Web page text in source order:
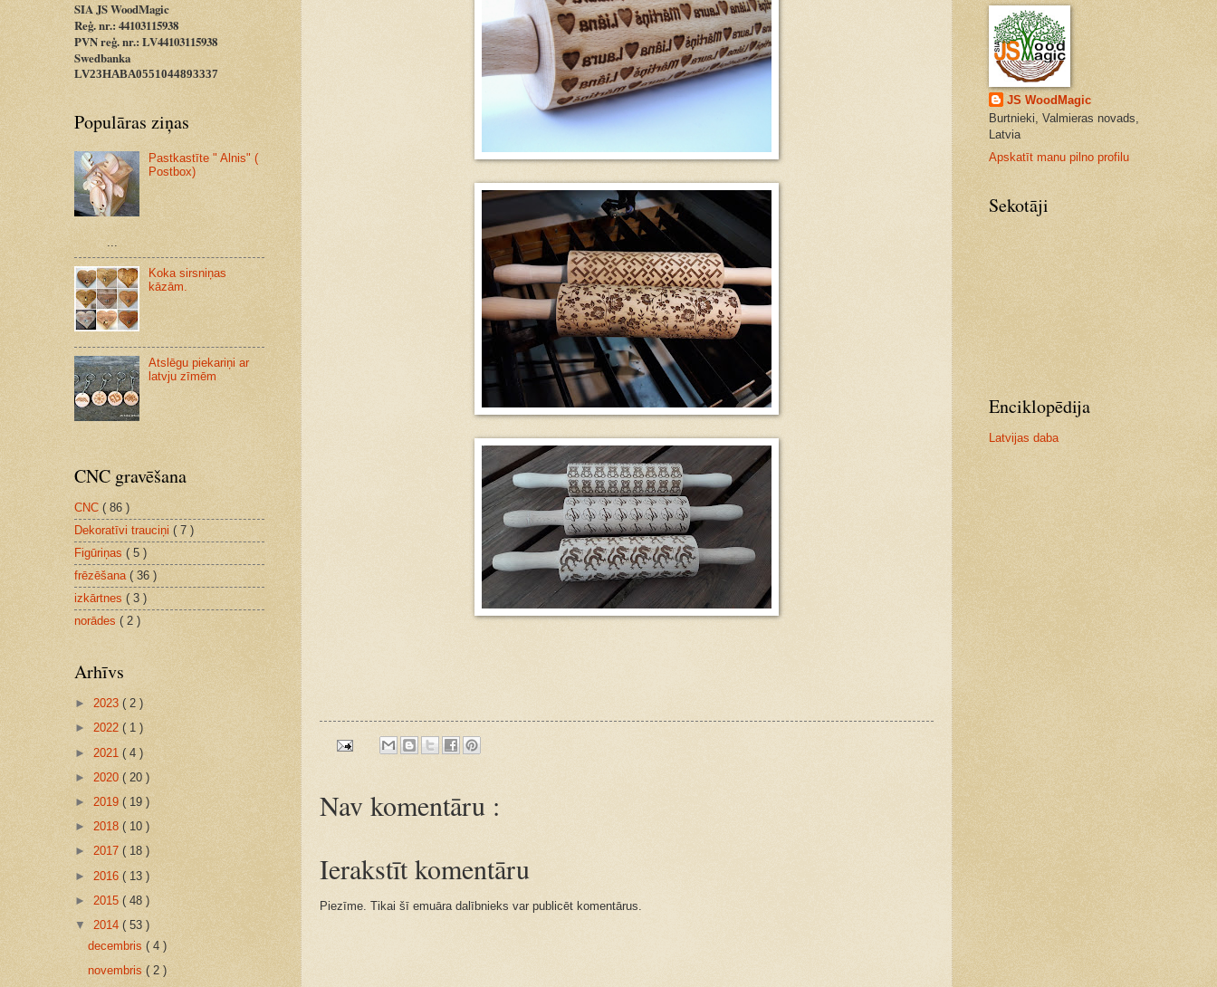
Nav komentāru :
Ierakstīt komentāru
Piezīme. Tikai šī emuāra dalībnieks var publicēt komentārus.
SIA JS WoodMagic
Reģ. nr.: 44103115938
PVN reģ. nr.: LV44103115938
Swedbanka
LV23HABA0551044893337
Populāras ziņas
Pastkastīte " Alnis" (
Postbox)
Koka sirsniņas
kāzām.
Atslēgu piekariņi ar
latvju zīmēm
CNC gravēšana
CNC ( 86 )
Dekoratīvi trauciņi ( 7 )
Figūriņas ( 5 )
frēzēšana ( 36 )
izkārtnes ( 3 )
norādes ( 2 )
Arhīvs
► 2023 ( 2 )
► 2022 ( 1 )
► 2021 ( 4 )
► 2020 ( 20 )
► 2019 ( 19 )
► 2018 ( 10 )
► 2017 ( 18 )
► 2016 ( 13 )
► 2015 ( 48 )
▼ 2014 ( 53 )
decembris( 4 )
novembris( 2 )
JS WoodMagic
Burtnieki, Valmieras novads,
Latvia
Apskatīt manu pilno profilu
Sekotāji
Enciklopēdija
Latvijas daba